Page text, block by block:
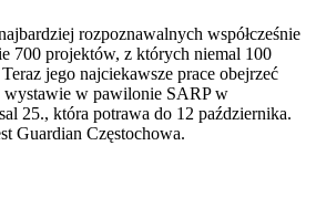
rozpoznawalnych współcześnie
700 projektów, z których niemal 100
jego najciekawsze prace obejrzeć
wystawie w pawilonie SARP w
25., która potrawa do 12 października.
Guardian Częstochowa.